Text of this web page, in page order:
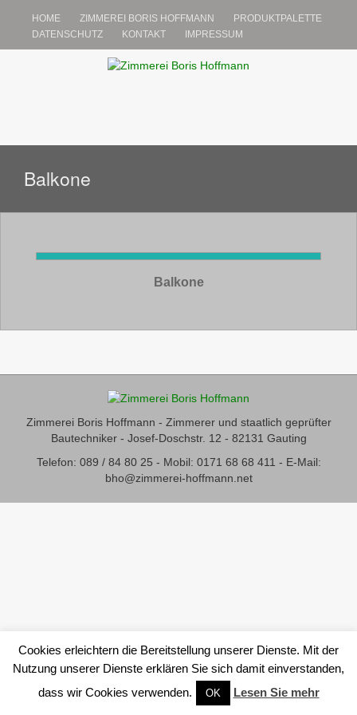
HOME ZIMMEREI BORIS HOFFMANN
PRODUKTPALETTE
DATENSCHUTZ
KONTAKT IMPRESSUM
Zimmerei Boris
Balkone
Balkone
Zimmerei Boris Hoffmann - Zimmerer und staatlich geprüfter
Bautechniker - Josef-Doschstr. 12 - 82131 Gauting
Telefon: 089 / 84 80 25 - Mobil: 0171 68 68 411 - E-Mail:
bho@zimmerei-hoffmann.net
Cookies erleichtern die Bereitstellung unserer Dienste. Mit der
Nutzung unserer Dienste erklären Sie sich damit einverstanden,
dass wir Cookies verwenden.
OK Lesen Sie mehr